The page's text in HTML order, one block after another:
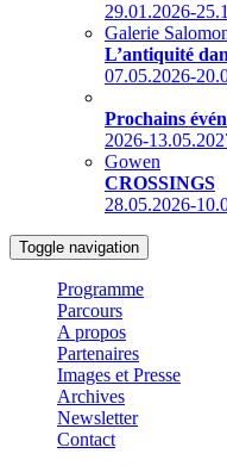
29.01.2026-
Galerie
L’antiquité
07.05.2026-
Prochains
2026-
Gowen
CROSSINGS
28.05.2026-
Toggle navigation
Programme
Parcours
A propos
Partenaires
Images et Presse
Archives
Newsletter
Contact